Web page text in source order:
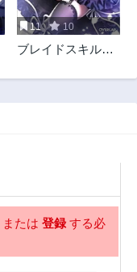
11 10
ブレイドスキル・
職業で最弱武器で
または 登録する必